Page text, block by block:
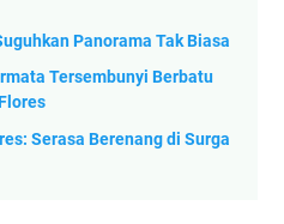
Panorama Tak Biasa
Tersembunyi Berbatu
Serasa Berenang di Surga